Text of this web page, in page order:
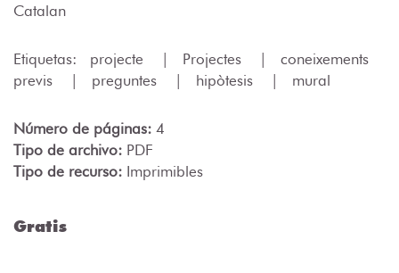
Catalan
Etiquetas: projecte | Projectes |
coneixements
previs
| preguntes | hipòtesis | mural
Número de páginas: 4
Tipo de archivo: PDF
Tipo de recurso: Imprimibles
Gratis